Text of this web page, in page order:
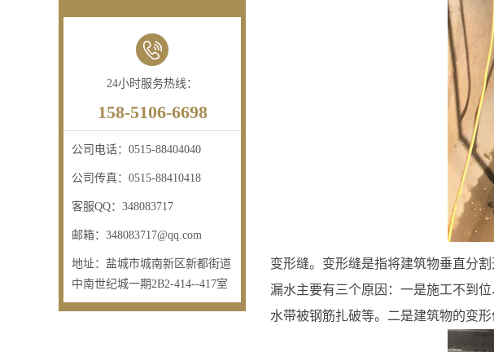
24小时服务热线：
158-5106-6698
公司电话： 0515-88404040
公司传真： 0515-88410418
客服QQ： 348083717
邮箱： 348083717@qq.com
地址： 盐城市城南新区新都街道
中南世纪城一期2B2-414--417室
变形缝。变形缝是指将建筑物垂直分
漏水主要有三个原因：一是施工不到
水带被钢筋扎破等。二是建筑物的变